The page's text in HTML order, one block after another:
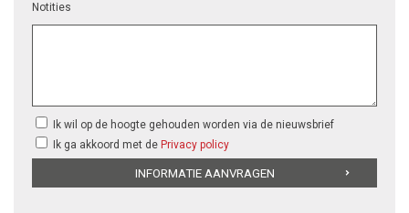
Notities
Ik wil op de hoogte gehouden worden via de nieuwsbrief
Ik ga akkoord met de Privacy policy